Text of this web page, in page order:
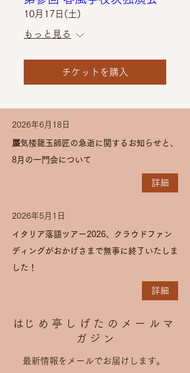
10月17日(土)
もっと見る
チケットを購入
2026年6月18日
蜃気楼龍玉師匠の急逝に関するお知らせと、
8月の一門会について
詳細
2026年5月1日
イタリア落語ツアー2026、クラウドファン
ディングがおかげさまで無事に終了いたしま
した！
詳細
​はじめ亭しげたのメールマ
ガジ ン
最新情報をメールでお届けします。